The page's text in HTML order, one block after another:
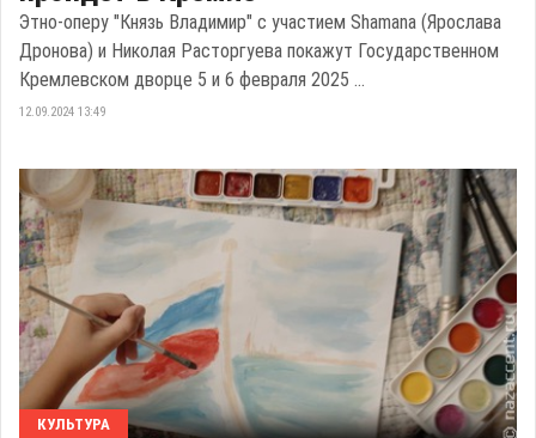
Этно-оперу "Князь Владимир" с участием Shamana (Ярослава
Дронова) и Николая Расторгуева покажут Государственном
Кремлевском дворце 5 и 6 февраля 2025 ...
12.09.2024 13:49
КУЛЬТУРА